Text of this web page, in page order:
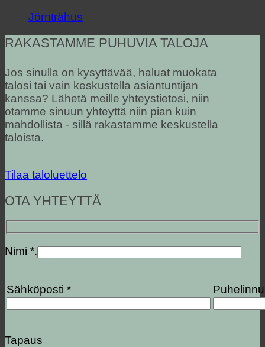
Jörnträhus
RAKASTAMME PUHUVIA TALOJA
Jos sinulla on kysyttävää, haluat muokata
talosi tai vain keskustella asiantuntijan
kanssa? Lähetä meille yhteystietosi, niin
otamme sinuun yhteyttä niin pian kuin
mahdollista - sillä rakastamme keskustella
taloista.
Tilaa taloluettelo
OTA YHTEYTTÄ
Nimi *.
Sähköposti *
Tapaus